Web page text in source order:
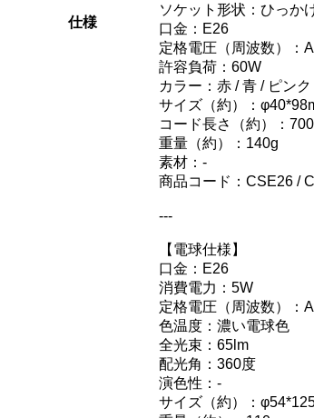
仕様
ソケット形状：ひっか
口金：E26
定格電圧（周波数）：
許容負荷：60W
カラー：赤 / 青 / ピン
サイズ（約）：
コード長さ（約）：
重量（約）：140g
素材：-
商品コード：CSE26 /
---
【電球仕様】
口金：E26
消費電力：5W
定格電圧（周波数）：
色温度：濃い電球色
全光束：65lm
配光角：360度
演色性：-
サイズ（約）：